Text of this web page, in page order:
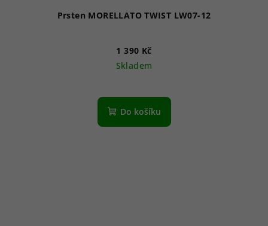
Prsten MORELLATO TWIST LW07-12
1 390 Kč
Skladem
Do košíku